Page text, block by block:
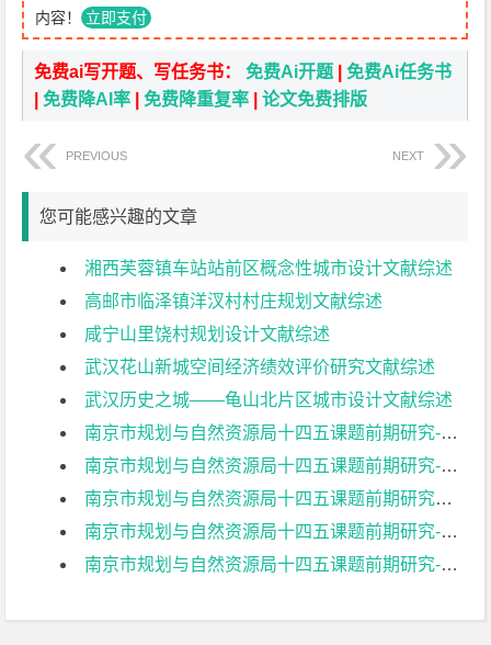
内容！ 立即支付
免费ai写开题、写任务书：免费Ai开题 |免费Ai任务书
|免费降AI率 |免费降重复率 |论文免费排版
PREVIOUS NEXT
您可能感兴趣的文章
湘西芙蓉镇车站站前区概念性城市设计文献综述
高邮市临泽镇洋汊村村庄规划文献综述
咸宁山里饶村规划设计文献综述
武汉花山新城空间经济绩效评价研究文献综述
武汉历史之城——龟山北片区城市设计文献综述
南京市规划与自然资源局十四五课题前期研究-2文献综述
南京市规划与自然资源局十四五课题前期研究-1文献综述
南京市规划与自然资源局十四五课题前期研究文献综述
南京市规划与自然资源局十四五课题前期研究-国土空间规划的实施保障机制研究文献综述
南京市规划与自然资源局十四五课题前期研究-城市空间特色发展研究文献综述